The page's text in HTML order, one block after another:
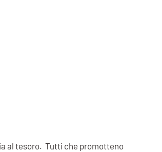
al tesoro. Tutti che promotteno